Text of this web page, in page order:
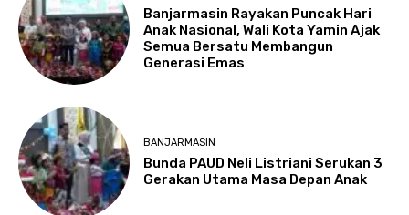
Banjarmasin Rayakan Puncak Hari
Anak Nasional, Wali Kota Yamin Ajak
Semua Bersatu Membangun
Generasi Emas
BANJARMASIN
Bunda PAUD Neli Listriani Serukan 3
Gerakan Utama Masa Depan Anak